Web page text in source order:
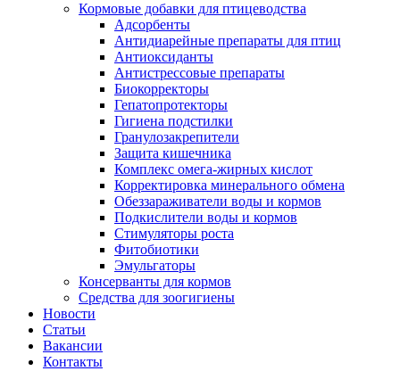
Кормовые добавки для птицеводства
Адсорбенты
Антидиарейные препараты для птиц
Антиоксиданты
Антистрессовые препараты
Биокорректоры
Гепатопротекторы
Гигиена подстилки
Гранулозакрепители
Защита кишечника
Комплекс омега-жирных кислот
Корректировка минерального обмена
Обеззараживатели воды и кормов
Подкислители воды и кормов
Стимуляторы роста
Фитобиотики
Эмульгаторы
Консерванты для кормов
Средства для зоогигиены
Новости
Статьи
Вакансии
Контакты